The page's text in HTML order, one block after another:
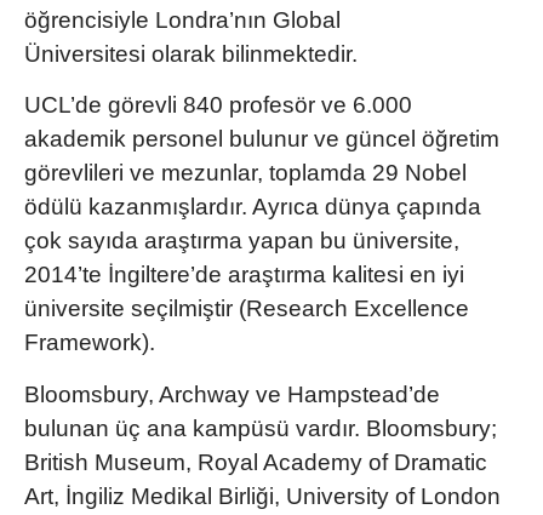
öğrencisiyle Londra’nın Global
Üniversitesi olarak bilinmektedir.
UCL’de görevli 840 profesör ve 6.000
akademik personel bulunur ve güncel öğretim
görevlileri ve mezunlar, toplamda 29 Nobel
ödülü kazanmışlardır. Ayrıca dünya çapında
çok sayıda araştırma yapan bu üniversite,
2014’te İngiltere’de araştırma kalitesi en iyi
üniversite seçilmiştir (Research Excellence
Framework).
Bloomsbury, Archway ve Hampstead’de
bulunan üç ana kampüsü vardır. Bloomsbury;
British Museum, Royal Academy of Dramatic
Art, İngiliz Medikal Birliği, University of London